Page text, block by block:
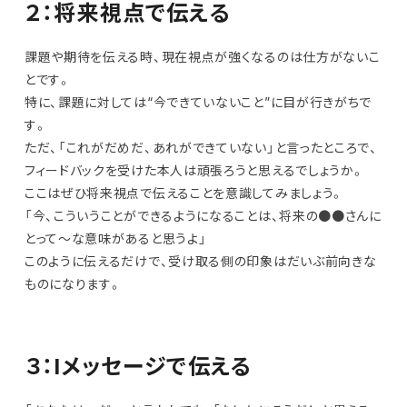
２：将来視点で伝える
課題や期待を伝える時、現在視点が強くなるのは仕方がないこ
とです。
特に、課題に対しては“今できていないこと”に目が行きがちで
す。
ただ、「これがだめだ、あれができていない」と言ったところで、
フィードバックを受けた本人は頑張ろうと思えるでしょうか。
ここはぜひ将来視点で伝えることを意識してみましょう。
「今、こういうことができるようになることは、将来の●●さんに
とって～な意味があると思うよ」
このように伝えるだけで、受け取る側の印象はだいぶ前向きな
ものになります。
３：Iメッセージで伝える